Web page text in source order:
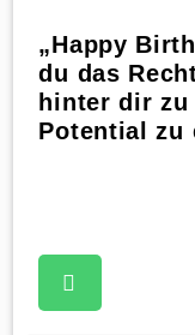
„Happy
du das
hinter dir
Potential zu